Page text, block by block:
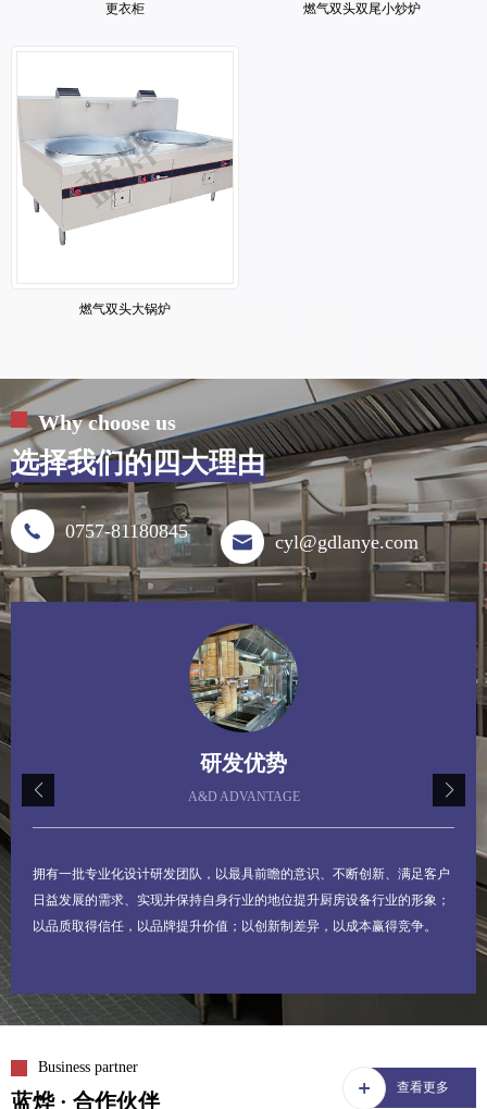
更衣柜 燃气双头双尾小炒炉
燃气双头大锅炉
Why choose us
选择我们的四大理由
0757-81180845 cyl@gdlanye.com
02.产品优势
PRODUCT ADVANTAGE
蓝烨厨房设备工程坚持严抓生产质量关，确保生产的所有产品都是精品。
以品质取得信任，以品牌提升价值；以创新制差异，以成本赢得竞争。
Business partner
蓝烨 · 合作伙伴
查看更多